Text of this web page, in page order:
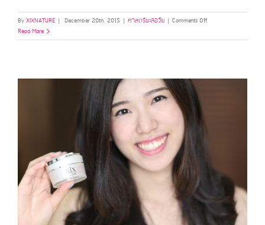
ByXIXNATURE | December 20th, 2015 | ศาสตร์ชะลอวัย | Comments Offon
เรา
Read More
ทำไมเราถึงแก่ #2 ขบวนการไกลเคชั่น
(Glycation)